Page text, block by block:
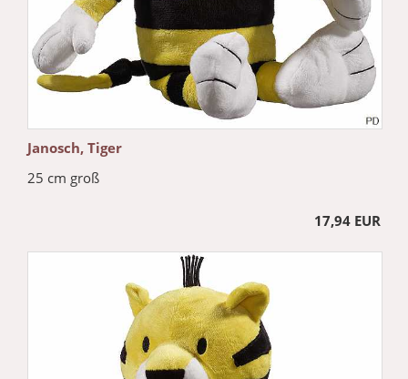
Janosch, Tiger
25 cm groß
17,94 EUR